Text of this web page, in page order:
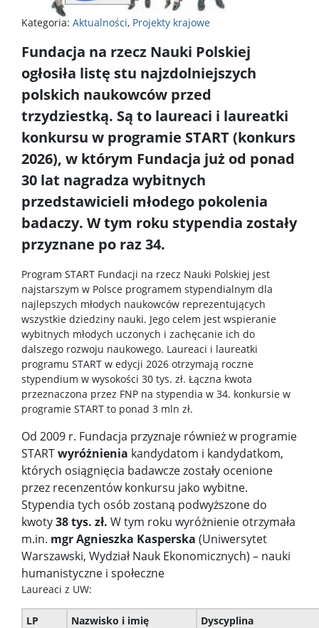
Kategoria: Aktualności, Projekty krajowe
Fundacja na rzecz Nauki Polskiej
ogłosiła listę stu najzdolniejszych
polskich naukowców przed
trzydziestką. Są to laureaci i laureatki
konkursu w programie START (konkurs
2026), w którym Fundacja już od ponad
30 lat nagradza wybitnych
przedstawicieli młodego pokolenia
badaczy. W tym roku stypendia zostały
przyznane po raz 34.
Program START Fundacji na rzecz Nauki Polskiej jest
najstarszym w Polsce programem stypendialnym dla
najlepszych młodych naukowców reprezentujących
wszystkie dziedziny nauki. Jego celem jest wspieranie
wybitnych młodych uczonych i zachęcanie ich do
dalszego rozwoju naukowego. Laureaci i laureatki
programu START w edycji 2026 otrzymają roczne
stypendium w wysokości 30 tys. zł. Łączna kwota
przeznaczona przez FNP na stypendia w 34. konkursie w
programie START to ponad 3 mln zł.
Od 2009 r. Fundacja przyznaje również w programie
STARTwyróżnienia kandydatom i kandydatkom,
których osiągnięcia badawcze zostały ocenione
przez recenzentów konkursu jako wybitne.
Stypendia tych osób zostaną podwyższone do
kwoty38 tys. zł. W tym roku wyróżnienie otrzymała
m.in. mgr Agnieszka Kasperska (Uniwersytet
Warszawski, Wydział Nauk Ekonomicznych) – nauki
humanistyczne i społeczne
Laureaci z UW:
LP Nazwisko i imię
Dyscyplina